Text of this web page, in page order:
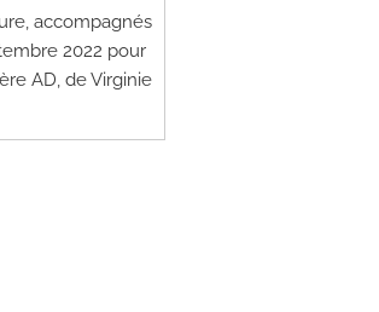
accompagnés
2022 pour
AD, de Virginie